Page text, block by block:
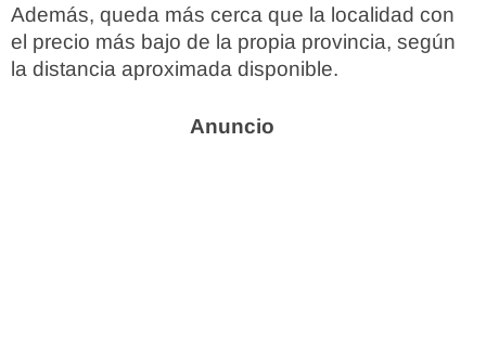
Además, queda más cerca que la localidad con
el precio más bajo de la propia provincia, según
la distancia aproximada disponible.